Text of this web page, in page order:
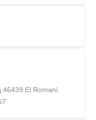
46439 El Romaní